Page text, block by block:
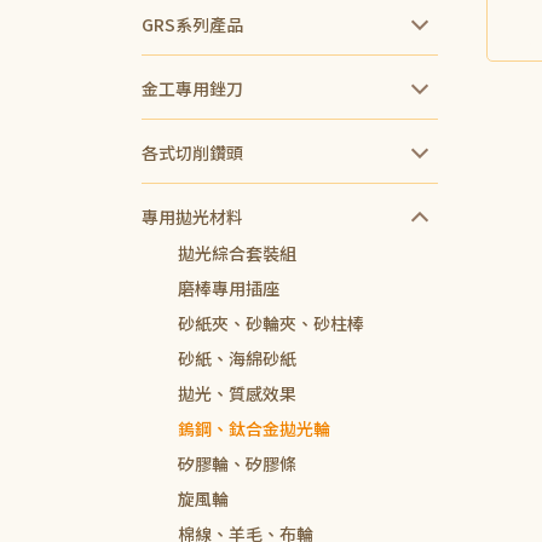
GRS系列產品
金工專用銼刀
各式切削鑽頭
專用拋光材料
拋光綜合套裝組
磨棒專用插座
砂紙夾、砂輪夾、砂柱棒
砂紙、海綿砂紙
拋光、質感效果
鎢鋼、鈦合金拋光輪
矽膠輪、矽膠條
旋風輪
棉線、羊毛、布輪